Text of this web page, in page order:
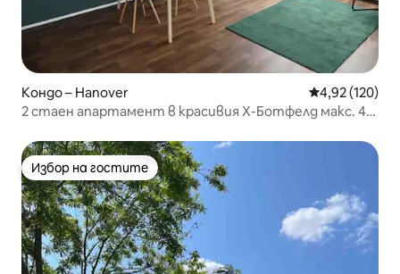
Кондо – Hanover Средна
4,92 (120)
2 стаен апартамент в красивия Х-Ботфелд макс. 4
Избор на гостите
Избор на гостите